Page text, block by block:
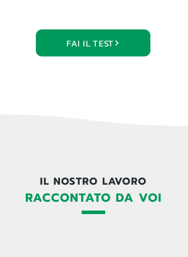
FAI IL TEST
IL NOSTRO LAVORO
RACCONTATO DA VOI